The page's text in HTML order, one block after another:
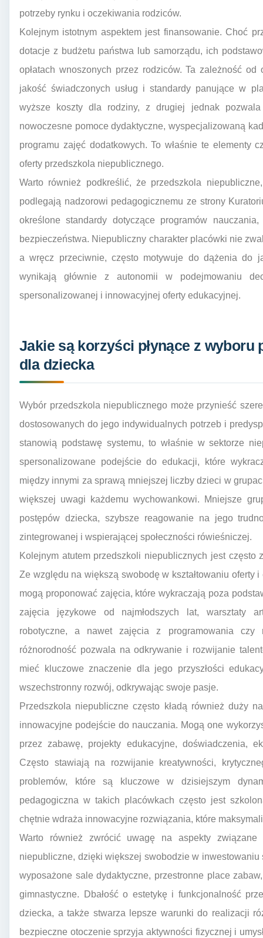
potrzeby rynku i oczekiwania rodziców.
Kolejnym istotnym aspektem jest finansowanie. Choć
dotacje z budżetu państwa lub samorządu, ich
opłatach wnoszonych przez rodziców. Ta zależność od
jakość świadczonych usług i standardy panujące w
wyższe koszty dla rodziny, z drugiej jednak
nowoczesne pomoce dydaktyczne, wyspecjalizowaną
programu zajęć dodatkowych. To właśnie te elementy
oferty przedszkola niepublicznego.
Warto również podkreślić, że przedszkola
podlegają nadzorowi pedagogicznemu ze strony
określone standardy dotyczące programów
bezpieczeństwa. Niepubliczny charakter placówki nie
a wręcz przeciwnie, często motywuje do dążenia do
wynikają głównie z autonomii w podejmowaniu
spersonalizowanej i innowacyjnej oferty edukacyjnej.
Jakie są korzyści płynące z
dla dziecka
Wybór przedszkola niepublicznego może przynieść
dostosowanych do jego indywidualnych potrzeb i
stanowią podstawę systemu, to właśnie w sektorze
spersonalizowane podejście do edukacji, które
między innymi za sprawą mniejszej liczby dzieci w
większej uwagi każdemu wychowankowi. Mniejsze
postępów dziecka, szybsze reagowanie na jego
zintegrowanej i wspierającej społeczności rówieśniczej.
Kolejnym atutem przedszkoli niepublicznych jest często
Ze względu na większą swobodę w kształtowaniu oferty
mogą proponować zajęcia, które wykraczają poza
zajęcia językowe od najmłodszych lat, warsztaty
robotyczne, a nawet zajęcia z programowania czy
różnorodność pozwala na odkrywanie i rozwijanie
mieć kluczowe znaczenie dla jego przyszłości
wszechstronny rozwój, odkrywając swoje pasje.
Przedszkola niepubliczne często kładą również duży
innowacyjne podejście do nauczania. Mogą one
przez zabawę, projekty edukacyjne, doświadczenia,
Często stawiają na rozwijanie kreatywności,
problemów, które są kluczowe w dzisiejszym
pedagogiczna w takich placówkach często jest
chętnie wdraża innowacyjne rozwiązania, które
Warto również zwrócić uwagę na aspekty
niepubliczne, dzięki większej swobodzie w
wyposażone sale dydaktyczne, przestronne place
gimnastyczne. Dbałość o estetykę i funkcjonalność
dziecka, a także stwarza lepsze warunki do realizacji
bezpieczne otoczenie sprzyja aktywności fizycznej i